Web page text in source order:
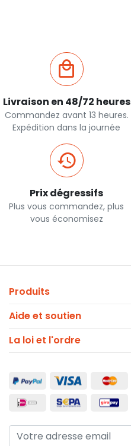
Livraison en 48/72 heures
Commandez avant 13 heures.
Expédition dans la journée
Prix dégressifs
Plus vous commandez, plus
vous économisez
Produits
Aide et soutien
La loi et l'ordre